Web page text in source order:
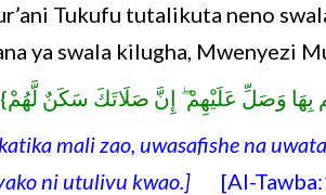
Tukufu tutalikuta neno
ya swala kilugha, Mwenyezi
وَصَلِّ عَلَيْهِمْ ۖ إِنَّ صَلَاتَكَ سَكَنٌ لَّهُمْ}
mali zao, uwasafishe na
ni utulivu kwao.]
[Al-